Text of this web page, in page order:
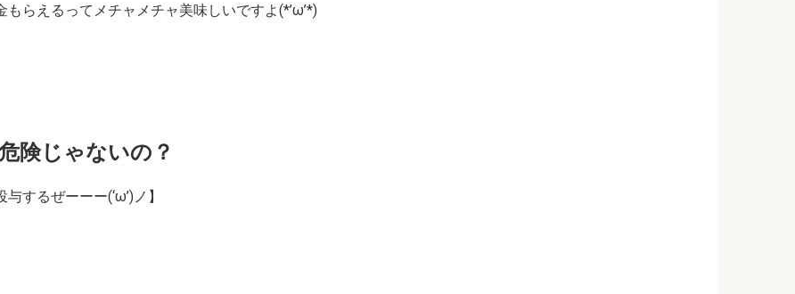
らえるってメチャメチャ美味しいですよ(*’ω’*)
険じゃないの？
するぜーーー(‘ω’)ノ】